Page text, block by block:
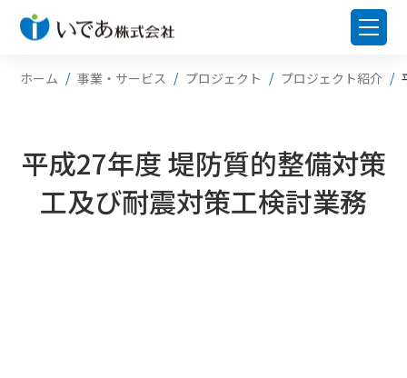
ホーム 事業・サービス プロジェクト プロジェクト紹介
平成27年度 堤防質的整備対策
工及び耐震対策工検討業務